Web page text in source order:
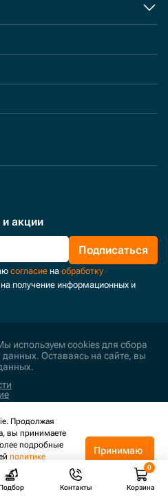
и акции
Подписаться
согласие на обработку
получение информационных и
используем cookies для сбора
Оставаясь на сайте, вы
данных
Контакты Корзина
Продолжая
вы принимаете
подробные
политике
.
Принимаю